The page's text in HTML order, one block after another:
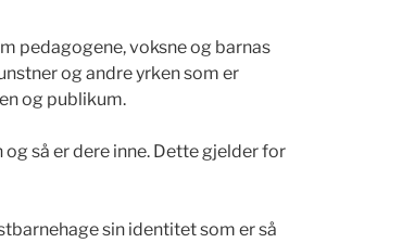
pedagogene, voksne og barnas
og andre yrken som er
og publikum.
så er dere inne. Dette gjelder for
sin identitet som er så